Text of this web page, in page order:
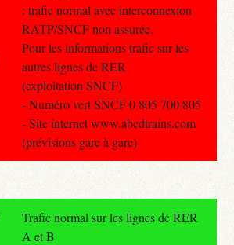
: trafic normal avec interconnexion
RATP/SNCF non assurée.
Pour les informations trafic sur les
autres lignes de RER
(exploitation SNCF)
- Numéro vert SNCF 0 805 700 805
- Site internet www.abcdtrains.com
(prévisions gare à gare)
Trafic normal sur les lignes de RER
A et B